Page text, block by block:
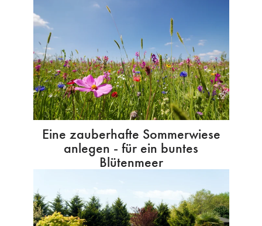
Eine zauberhafte Sommerwiese
anlegen - für ein buntes
Blütenmeer